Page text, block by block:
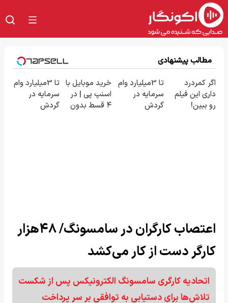
مطالب پیشنهادی
اگر کمردرد
داری این فیلم
رو ببین!
تا 3میلیارد وام
سرمایه در
گردش
خرید موبایل با
اسنپ پی | در
۴ قسط بدون
تا 3میلیارد وام
سرمایه در
گردش
اعتصاب کارگران در سامسونگ/ ۴۸هزار
کارگر دست از کار می‌کشد
اتحادیه کارگری سامسونگ الکترونیکس پس از شکست
تلاش‌ها برای دستیابی به توافقی بر سر پرداخت